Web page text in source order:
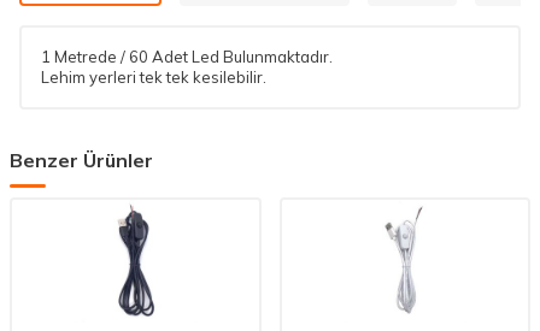
1 Metrede / 60 Adet Led Bulunmaktadır.
Lehim yerleri tek tek kesilebilir.
Benzer Ürünler